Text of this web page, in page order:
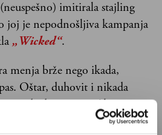
imitirala stajling
joj je nepodnošljiva kampanja
„Wicked“.
menja brže nego ikada,
Oštar, duhovit i nikada
današnjice. Ako tražite
i šarmom hvata duh